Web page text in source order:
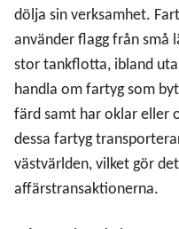
dölja sin verksamhet.
använder flagg från
stor tankflotta, ibland
handla om fartyg som
färd samt har oklar eller
dessa fartyg
västvärlden, vilket gör
affärstransaktionerna.